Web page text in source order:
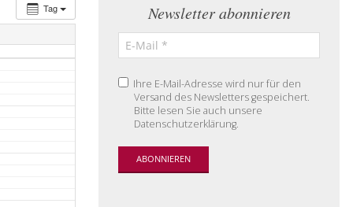
Tag Newsletter abonnieren
Ihre E-Mail-Adresse wird nur für den
Versand des Newsletters gespeichert.
Bitte lesen Sie auch unsere
Datenschutzerklärung.